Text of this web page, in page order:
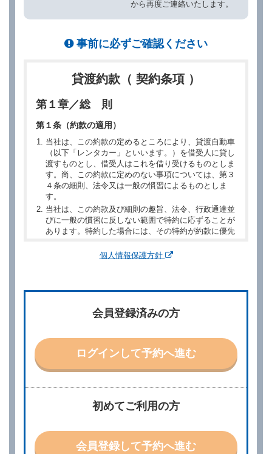
から再度ご連絡いたします。
事前に必ずご確認ください
貸渡約款（ 契約条項 ）
第１章／総 則
第１条（約款の適用）
当社は、この約款の定めるところにより、貸渡自動車
（以下「レンタカー」といいます。）を借受人に貸し
渡すものとし、借受人はこれを借り受けるものとしま
す。尚、この約款に定めのない事項については、第３
４条の細則、法令又は一般の慣習によるものとしま
す。
当社は、この約款及び細則の趣旨、法令、行政通達並
びに一般の慣習に反しない範囲で特約に応ずることが
あります。特約した場合には、その特約が約款に優先
別に定める料金表等に同意のうえ、別に定める方法に
他の借受条件（以下「借受条件」といいます。）を明
示して予約の申込みを行うことができます。なお、当
社は、電話連絡並びに電子メールによる予約に応じま
責任を負わないものとします。
当社は、借受人から予約の申込みがあったときは、原
則として、当社の保有するレンタカーの範囲内で予約
特に認める場合を除き、別に定める予約申込金を支払
うものとします。
個人情報保護方針
初めてご利用の方
会員登録して予約へ進む
会員登録済みの方
ログインして予約へ進む